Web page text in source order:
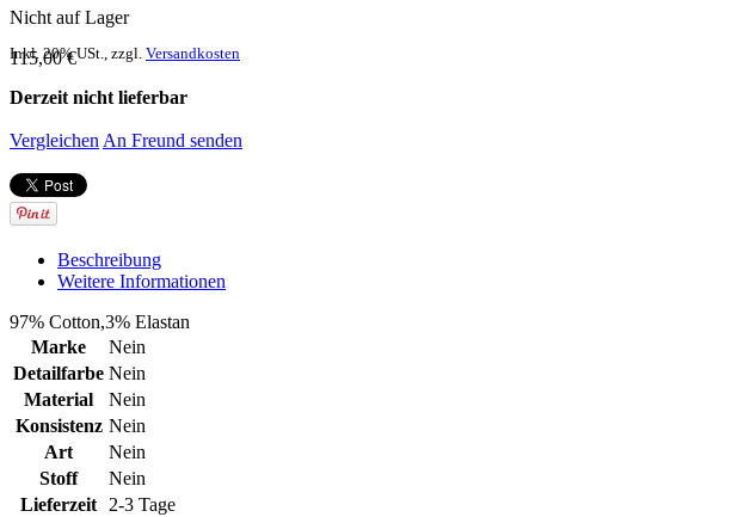
Nicht auf Lager
115,00 €
Inkl. 20% USt., zzgl. Versandkosten
Derzeit nicht lieferbar
Vergleichen An Freund senden
Beschreibung
Weitere Informationen
97% Cotton,3% Elastan
Marke
Nein
Detailfarbe Nein
Material
Nein
Konsistenz Nein
Art
Nein
Stoff
Nein
Lieferzeit
2-3 Tage